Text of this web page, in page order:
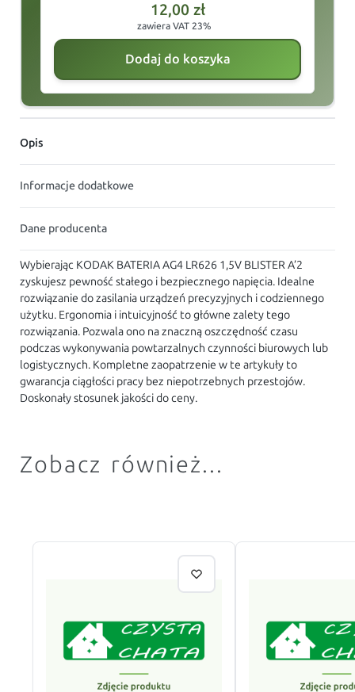
12,00 zł
zawiera VAT 23%
Dodaj do koszyka
Opis
Informacje dodatkowe
Dane producenta
Wybierając KODAK BATERIA AG4 LR626 1,5V BLISTER A’2
zyskujesz pewność stałego i bezpiecznego napięcia. Idealne
rozwiązanie do zasilania urządzeń precyzyjnych i codziennego
użytku. Ergonomia i intuicyjność to główne zalety tego
rozwiązania. Pozwala ono na znaczną oszczędność czasu
podczas wykonywania powtarzalnych czynności biurowych lub
logistycznych. Kompletne zaopatrzenie w te artykuły to
gwarancja ciągłości pracy bez niepotrzebnych przestojów.
Doskonały stosunek jakości do ceny.
Zobacz również...